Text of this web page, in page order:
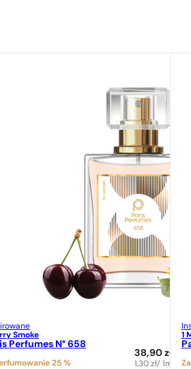
Smoke
Perfumes N° 658
25 %
38,90zł
1,30zł/ 1ml
1